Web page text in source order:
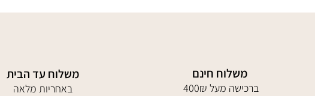
משלוח עד הבית
באחריות מלאה
משלוח חינם
400₪ ברכישה מעל